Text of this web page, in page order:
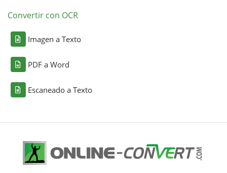
Convertir con OCR
Imagen a Texto
PDF a Word
Escaneado a Texto